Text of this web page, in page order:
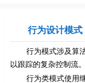
行为设计模式
行为模式涉及算法
以跟踪的复杂控制流
行为类模式使用继